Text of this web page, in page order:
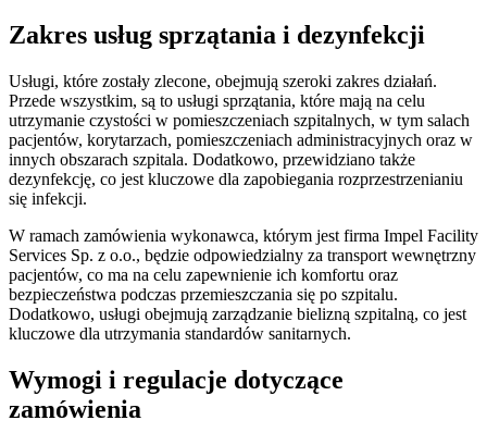
Zakres usług sprzątania i dezynfekcji
Usługi, które zostały zlecone, obejmują szeroki zakres działań.
Przede wszystkim, są to usługi sprzątania, które mają na celu
utrzymanie czystości w pomieszczeniach szpitalnych, w tym salach
pacjentów, korytarzach, pomieszczeniach administracyjnych oraz w
innych obszarach szpitala. Dodatkowo, przewidziano także
dezynfekcję, co jest kluczowe dla zapobiegania rozprzestrzenianiu
się infekcji.
W ramach zamówienia wykonawca, którym jest firma Impel Facility
Services Sp. z o.o., będzie odpowiedzialny za transport wewnętrzny
pacjentów, co ma na celu zapewnienie ich komfortu oraz
bezpieczeństwa podczas przemieszczania się po szpitalu.
Dodatkowo, usługi obejmują zarządzanie bielizną szpitalną, co jest
kluczowe dla utrzymania standardów sanitarnych.
Wymogi i regulacje dotyczące
zamówienia